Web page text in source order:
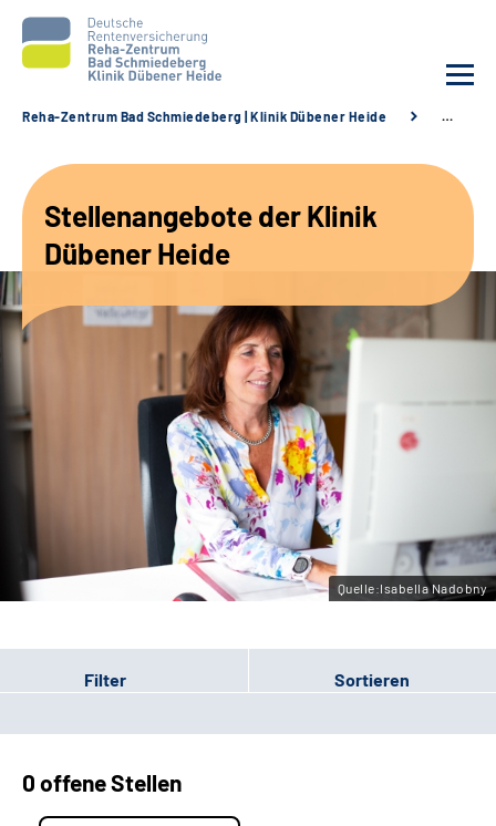
Unsere Angebote
Karriere
Sozialdienste & Zuweisende
Leichte Sprache
Gebärdensprache
Reha-Zentrum Bad Schmiedeberg | Klinik Dübener Heide …
Stellenangebote der Klinik
Dübener Heide
Quelle:Isabella Nadobny
Filter Sortieren
0 offene Stellen